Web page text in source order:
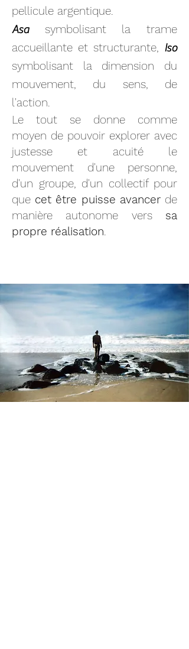
pellicule argentique.
Asasymbolisant la trame
accueillante et structurante, Iso
symbolisant la dimension du
mouvement, du sens, de
l'action.
Le tout se donne comme
moyen de pouvoir explorer avec
justesse et acuité le
mouvement d'une personne,
d'un groupe, d'un collectif pour
que cet être puisse avancerde
manière autonome vers sa
propre réalisation.